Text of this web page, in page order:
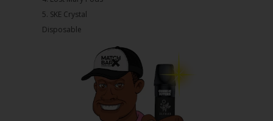
5.⁠ ⁠⁠SKE Crystal
Disposable